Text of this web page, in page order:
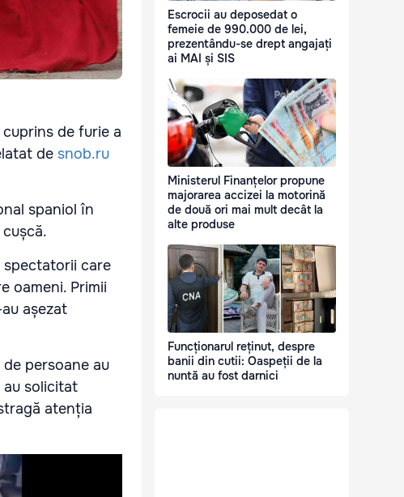
de furie a
de snob.ru
spaniol în
spectatorii care
oameni. Primii
așezat
persoane au
au solicitat
atenția
Escrocii au deposedat o
femeie de 990.000 de lei,
prezentându-se drept angajați
ai MAI și SIS
Ministerul Finanțelor propune
majorarea accizei la motorină
de două ori mai mult decât la
alte produse
Funcționarul reținut, despre
banii din cutii: Oaspeții de la
nuntă au fost darnici